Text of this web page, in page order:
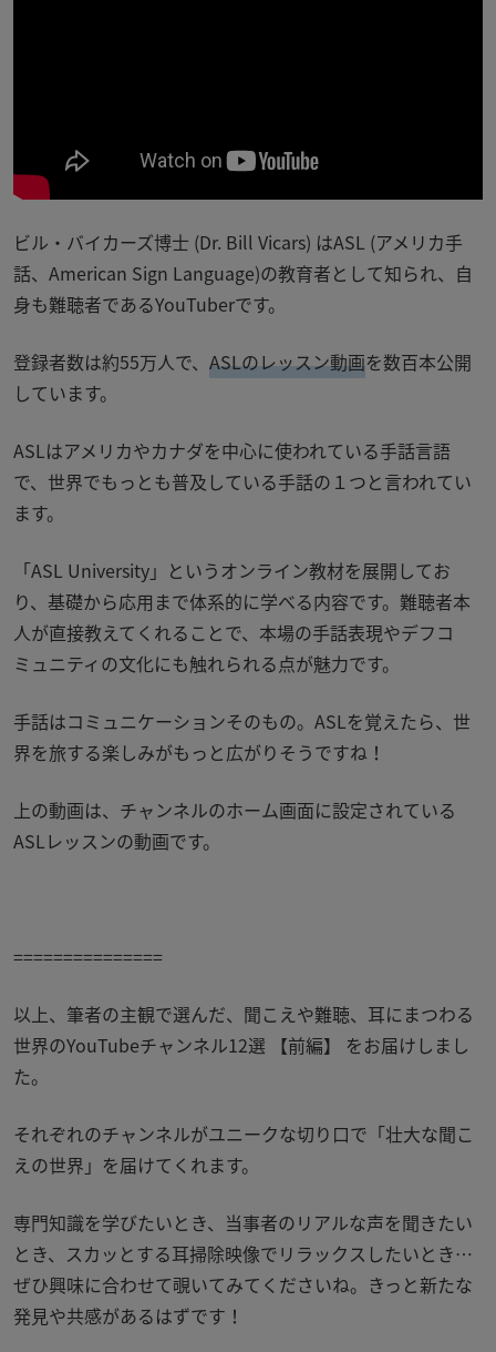
ビル・バイカーズ博士 (Dr. Bill Vicars) はASL (アメリカ手
話、 American Sign Language)の教育者として知られ、自
身も難聴者であるYouTuberです。
登録者数は約55万人で、 ASLのレッスン動画を数百本公開
しています。
ASLはアメリカやカナダを中心に使われている手話言語
で、世界でもっとも普及している手話の１つと言われてい
ます。
「ASL University」というオンライン教材を展開してお
り、基礎から応用まで体系的に学べる内容です。難聴者本
人が直接教えてくれることで、本場の手話表現やデフコ
ミュニティの文化にも触れられる点が魅力です。
手話はコミュニケーションそのもの。ASLを覚えたら、世
界を旅する楽しみがもっと広がりそうですね！
上の動画は、チャンネルのホーム画面に設定されている
ASLレッスンの動画です。
===============
以上、筆者の主観で選んだ、聞こえや難聴、耳にまつわる
世界のYouTubeチャンネル12選 【前編】 をお届けしまし
た。
それぞれのチャンネルがユニークな切り口で「壮大な聞こ
えの世界」を届けてくれます。
専門知識を学びたいとき、当事者のリアルな声を聞きたい
とき、スカッとする耳掃除映像でリラックスしたいとき…
ぜひ興味に合わせて覗いてみてくださいね。きっと新たな
発見や共感があるはずです！